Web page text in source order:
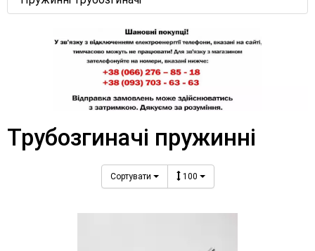
Трубозгиначі пружинні
Сортувати 100